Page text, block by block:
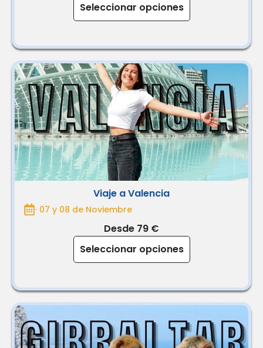
Seleccionar opciones
Viaje a Valencia
· 07 y 08 de Noviembre
Desde 79 €
Seleccionar opciones